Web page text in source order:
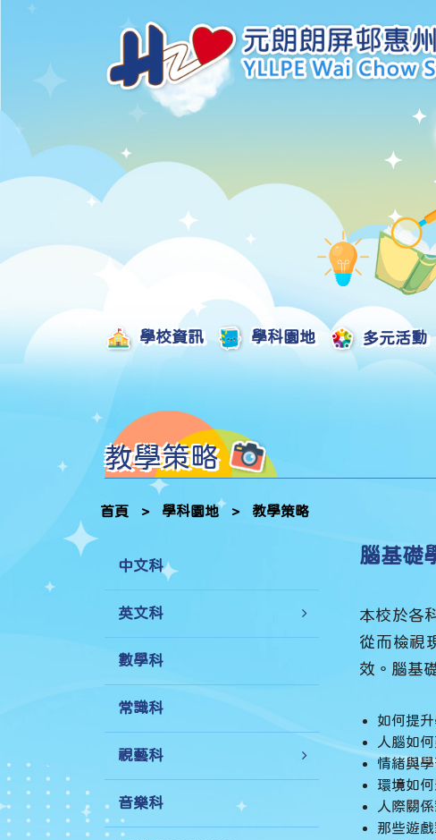
學校資訊 學科園地 多元活動
教學策略
首頁 > 學科園地 > 教學策略
中文科
英文科
數學科
常識科
視藝科
音樂科
腦基礎
本校於各
從而檢視
效。腦基
如何提
人腦如
情緒與
環境如
人際關
那些遊